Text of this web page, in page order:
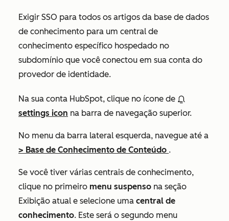
Exigir SSO para todos os artigos da base de dados
de conhecimento para um central de
conhecimento específico hospedado no
subdomínio que você conectou em sua conta do
provedor de identidade.
Na sua conta HubSpot, clique no ícone de
settings icon na barra de navegação superior.
No menu da barra lateral esquerda, navegue até a
> Base de Conhecimento de Conteúdo .
Se você tiver várias centrais de conhecimento,
clique no primeiro menu suspenso na seção
Exibição atual e selecione uma central de
conhecimento. Este será o segundo menu